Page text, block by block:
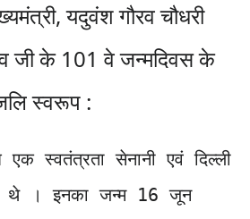
यदुवंश गौरव चौधरी
जी के 101 वे जन्मदिवस के
स्वरूप :
एक स्वतंत्रता सेनानी एवं दिल्ली
थे । इनका जन्म 16 जून